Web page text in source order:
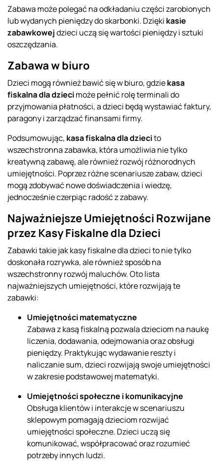
Zabawa może polegać na odkładaniu części zarobionych
lub wydanych pieniędzy do skarbonki. Dzięki kasie
zabawkowejdzieci uczą się wartości pieniędzy i sztuki
oszczędzania.
Zabawa w biuro
Dzieci mogą również bawić się w biuro, gdziekasa
fiskalna dla dziecimoże pełnić rolę terminali do
przyjmowania płatności, a dzieci będą wystawiać faktury,
paragony i zarządzać finansami firmy.
Podsumowując, kasa fiskalna dla dziecito
wszechstronna zabawka, która umożliwia nie tylko
kreatywną zabawę, ale również rozwój różnorodnych
umiejętności. Poprzez różne scenariusze zabaw, dzieci
mogą zdobywać nowe doświadczenia i wiedzę,
jednocześnie czerpiąc radość z zabawy.
Najważniejsze Umiejętności Rozwijane
przez Kasy Fiskalne dla Dzieci
Zabawki takie jak kasy fiskalne dla dzieci to nie tylko
doskonała rozrywka, ale również sposób na
wszechstronny rozwój maluchów. Oto lista
najważniejszych umiejętności, które rozwijają te
zabawki:
Umiejętności matematyczne
Zabawa z kasą fiskalną pozwala dzieciom na naukę
liczenia, dodawania, odejmowania oraz obsługi
pieniędzy. Praktykując wydawanie reszty i
naliczanie sum, dzieci rozwijają swoje umiejętności
w zakresie podstawowej matematyki.
Umiejętności społeczne i komunikacyjne
Obsługa klientów i interakcje w scenariuszu
sklepowym pomagają dzieciom rozwijać
umiejętności społeczne. Dzieci uczą się
komunikować, współpracować oraz rozumieć
potrzeby innych ludzi.